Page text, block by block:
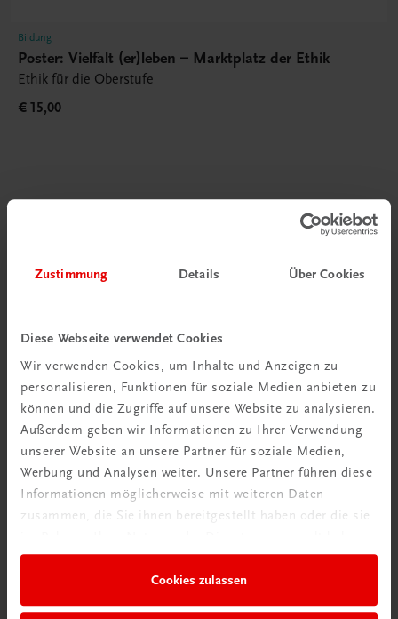
Zustimmung Details Über Cookies
Diese Webseite verwendet Cookies
Wir verwenden Cookies, um Inhalte und Anzeigen zu
personalisieren, Funktionen für soziale Medien anbieten zu
können und die Zugriffe auf unsere Website zu analysieren.
Außerdem geben wir Informationen zu Ihrer Verwendung
unserer Website an unsere Partner für soziale Medien,
Werbung und Analysen weiter. Unsere Partner führen diese
Informationen möglicherweise mit weiteren Daten
zusammen, die Sie ihnen bereitgestellt haben oder die sie
Cookies zulassen
Bildung
Poster: Vielfalt (er)leben – Marktplatz der Ethik
Ethik für die Oberstufe
€ 15,00
Ratgeber Schulpraxis
Wie mit KI im Unterricht
umgehen?